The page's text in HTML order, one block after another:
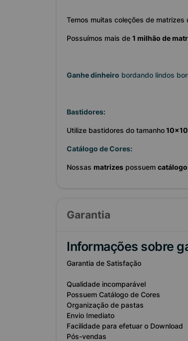
Temos muitas coleções de matrizes
Possuímos mais de 1 milhão de
Ganhe dinheiro bordando lindos
Bastidores:
Utilize bastidores do tamanho
Catálogo de Cores:
Nossas matrizes possuem
Garantia
Informações sobre
Garantia de Satisfação
Qualidade incomparável
Possuem Catálogo de Cores
Organização de pastas
Envio Imediato
Facilidade para efetuar o Download
Pós-vendas